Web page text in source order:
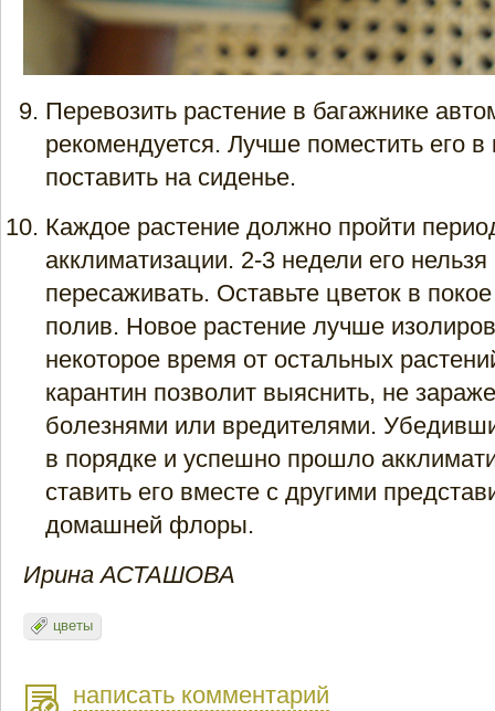
Перевозить растение в багажнике
рекомендуется. Лучше поместить его в
поставить на сиденье.
Каждое растение должно пройти
акклиматизации. 2-3 недели его
пересаживать. Оставьте цветок в
полив. Новое растение лучше
некоторое время от остальных
карантин позволит выяснить, не
болезнями или вредителями.
в порядке и успешно прошло
ставить его вместе с другими
домашней флоры.
Ирина АСТАШОВА
цветы
написать комментарий